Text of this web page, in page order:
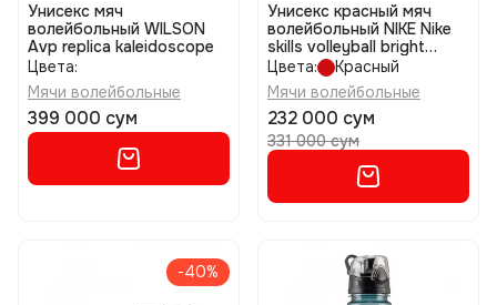
Унисекс мяч
волейбольный WILSON
Avp replica kaleidoscope
Цвета:
Мячи волейбольные
399 000 сум
Унисекс красный мяч
волейбольный NIKE Nike
skills volleyball bright
размер 3
Цвета:
Красный
Мячи волейбольные
232 000 сум
331 000 сум
-40%